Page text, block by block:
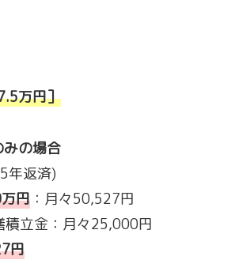
万円］
の場合
年返済)
円：月々50,527円
積立金：月々25,000円
円